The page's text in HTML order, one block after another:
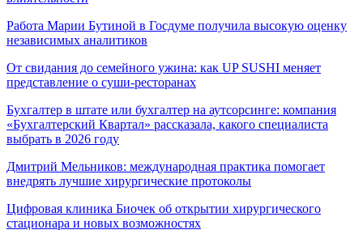
Работа Марии Бутиной в Госдуме получила высокую оценку
независимых аналитиков
От свидания до семейного ужина: как UP SUSHI меняет
представление о суши-ресторанах
Бухгалтер в штате или бухгалтер на аутсорсинге: компания
«Бухгалтерский Квартал» рассказала, какого специалиста
выбрать в 2026 году
Дмитрий Мельников: международная практика помогает
внедрять лучшие хирургические протоколы
Цифровая клиника Биочек об открытии хирургического
стационара и новых возможностях